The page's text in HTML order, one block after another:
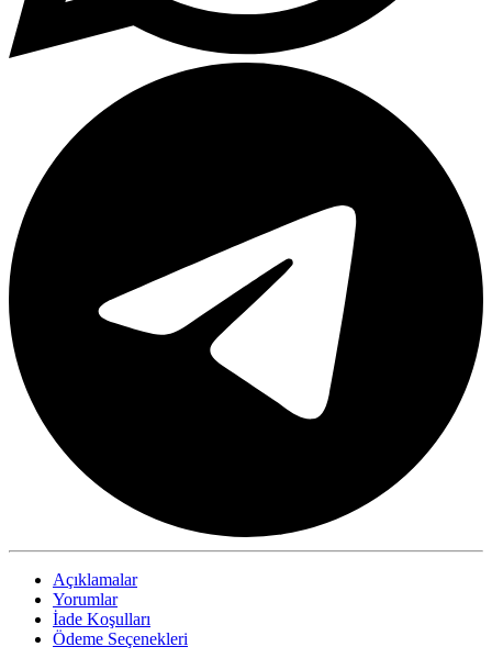
Açıklamalar
Yorumlar
İade Koşulları
Ödeme Seçenekleri